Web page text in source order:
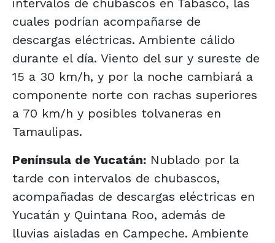
cuales podrían acompañarse de
descargas eléctricas. Ambiente cálido
durante el día. Viento del sur y sureste de
15 a 30 km/h, y por la noche cambiará a
componente norte con rachas superiores
a 70 km/h y posibles tolvaneras en
Tamaulipas.
Península de Yucatán: Nublado por la
tarde con intervalos de chubascos,
acompañadas de descargas eléctricas en
Yucatán y Quintana Roo, además de
lluvias aisladas en Campeche. Ambiente